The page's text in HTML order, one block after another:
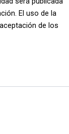
El uso de la
de los